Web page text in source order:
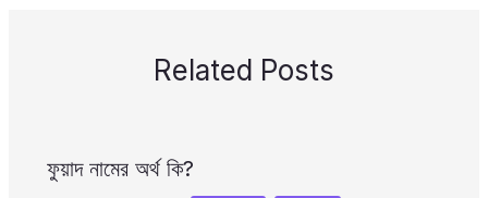
Related Posts
ফুয়াদ নামের অর্থ কি?